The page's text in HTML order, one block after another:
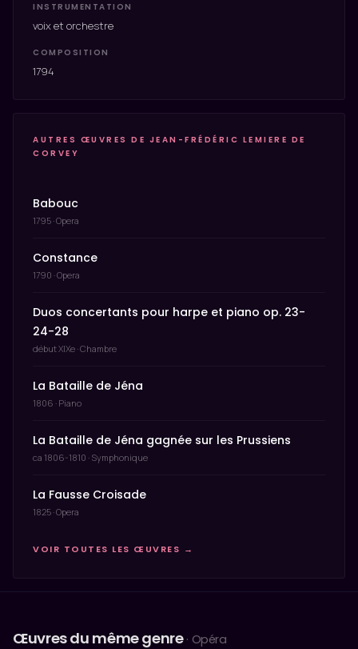
INSTRUMENTATION
voix et orchestre
COMPOSITION
1794
AUTRES ŒUVRES DE JEAN-FRÉDÉRIC LEMIERE DE
CORVEY
Babouc
1795 · Opera
Constance
1790 · Opera
Duos concertants pour harpe et piano op. 23-
24-28
début XIXe · Chambre
La Bataille de Jéna
1806 · Piano
La Bataille de Jéna gagnée sur les Prussiens
ca 1806-1810 · Symphonique
La Fausse Croisade
1825 · Opera
VOIR TOUTES LES ŒUVRES →
Œuvres du même genre · Opéra